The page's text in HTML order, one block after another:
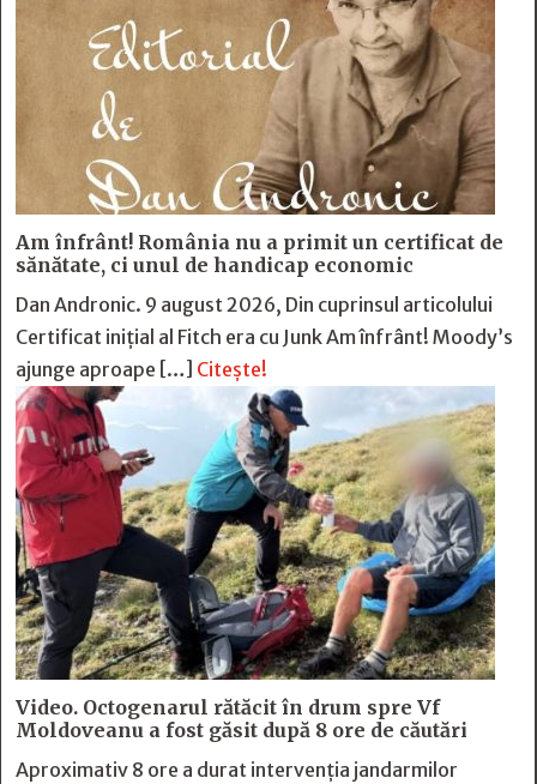
Am înfrânt! România nu a primit un certificat de
sănătate, ci unul de handicap economic
Dan Andronic. 9 august 2026, Din cuprinsul articolului
Certificat inițial al Fitch era cu Junk Am înfrânt! Moody’s
ajunge aproape […] Citește!
Video. Octogenarul rătăcit în drum spre Vf
Moldoveanu a fost găsit după 8 ore de căutări
Aproximativ 8 ore a durat intervenția jandarmilor